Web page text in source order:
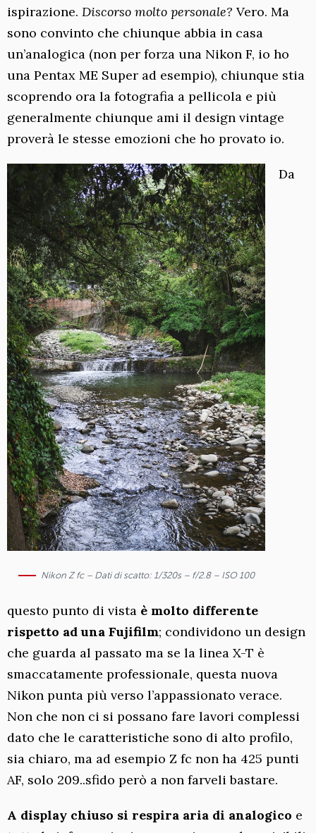
ispirazione. Discorso molto personale? Vero. Ma
sono convinto che chiunque abbia in casa
un’analogica (non per forza una Nikon F, io ho
una Pentax ME Super ad esempio), chiunque stia
scoprendo ora la fotografia a pellicola e più
generalmente chiunque ami il design vintage
proverà le stesse emozioni che ho provato io.
Nikon Z fc – Dati di scatto: 1/320s – f/2.8 – ISO 100
Da
questo punto di vista è molto differente
rispetto ad una Fujifilm; condividono un design
che guarda al passato ma se la linea X-T è
smaccatamente professionale, questa nuova
Nikon punta più verso l’appassionato verace.
Non che non ci si possano fare lavori complessi
dato che le caratteristiche sono di alto profilo,
sia chiaro, ma ad esempio Z fc non ha 425 punti
AF, solo 209..sfido però a non farveli bastare.
A display chiuso si respira aria di analogico e